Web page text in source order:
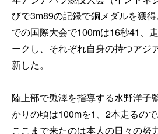
びで3m89の記録で銅メダルを獲
での国際大会で100mは16秒41、
ークし、それぞれ自身の持つアジ
新した。
陸上部で兎澤を指導する水野洋子
かりの頃は100mを1、2本走るので
ここまで来たのは本人の日々の努